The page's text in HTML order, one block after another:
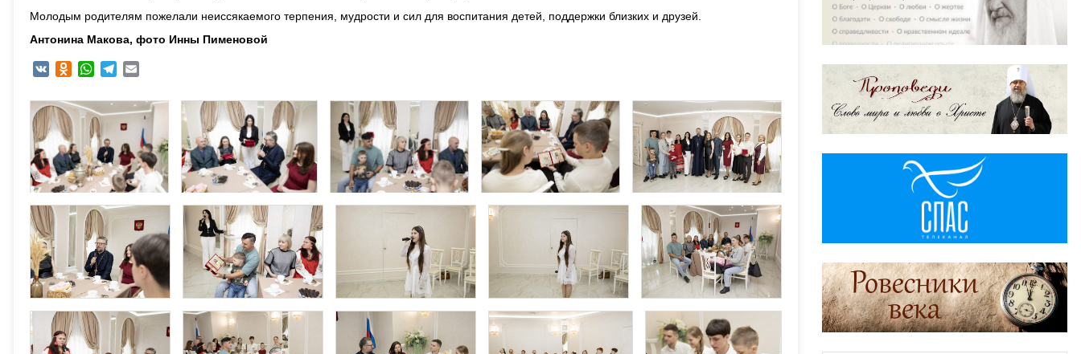
Молодым родителям пожелали неиссякаемого терпения, мудрости и сил для воспитания детей, поддержки близких и друзей.
Антонина Макова, фото Инны Пименовой
VK Odnoklassniki
WhatsAppTelegram